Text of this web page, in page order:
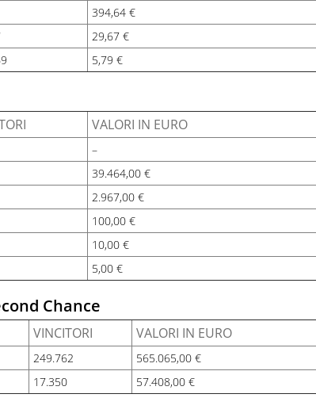
394,64 €
29,67 €
5,79 €
VALORI IN EURO
–
39.464,00 €
2.967,00 €
100,00 €
10,00 €
5,00 €
Chance
VINCITORI VALORI IN EURO
249.762
565.065,00 €
17.350 57.408,00 €